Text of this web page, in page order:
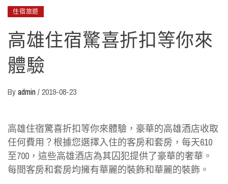
住宿旅遊
高雄住宿驚喜折扣等你來
體驗
Byadmin /2019-08-23
高雄住宿驚喜折扣等你來體驗，豪華的高雄酒店收取
任何費用？根據您選擇入住的客房和套房，每天610
至700，這些高雄酒店為其囚犯提供了豪華的奢華。
每間客房和套房均擁有華麗的裝飾和華麗的裝飾。